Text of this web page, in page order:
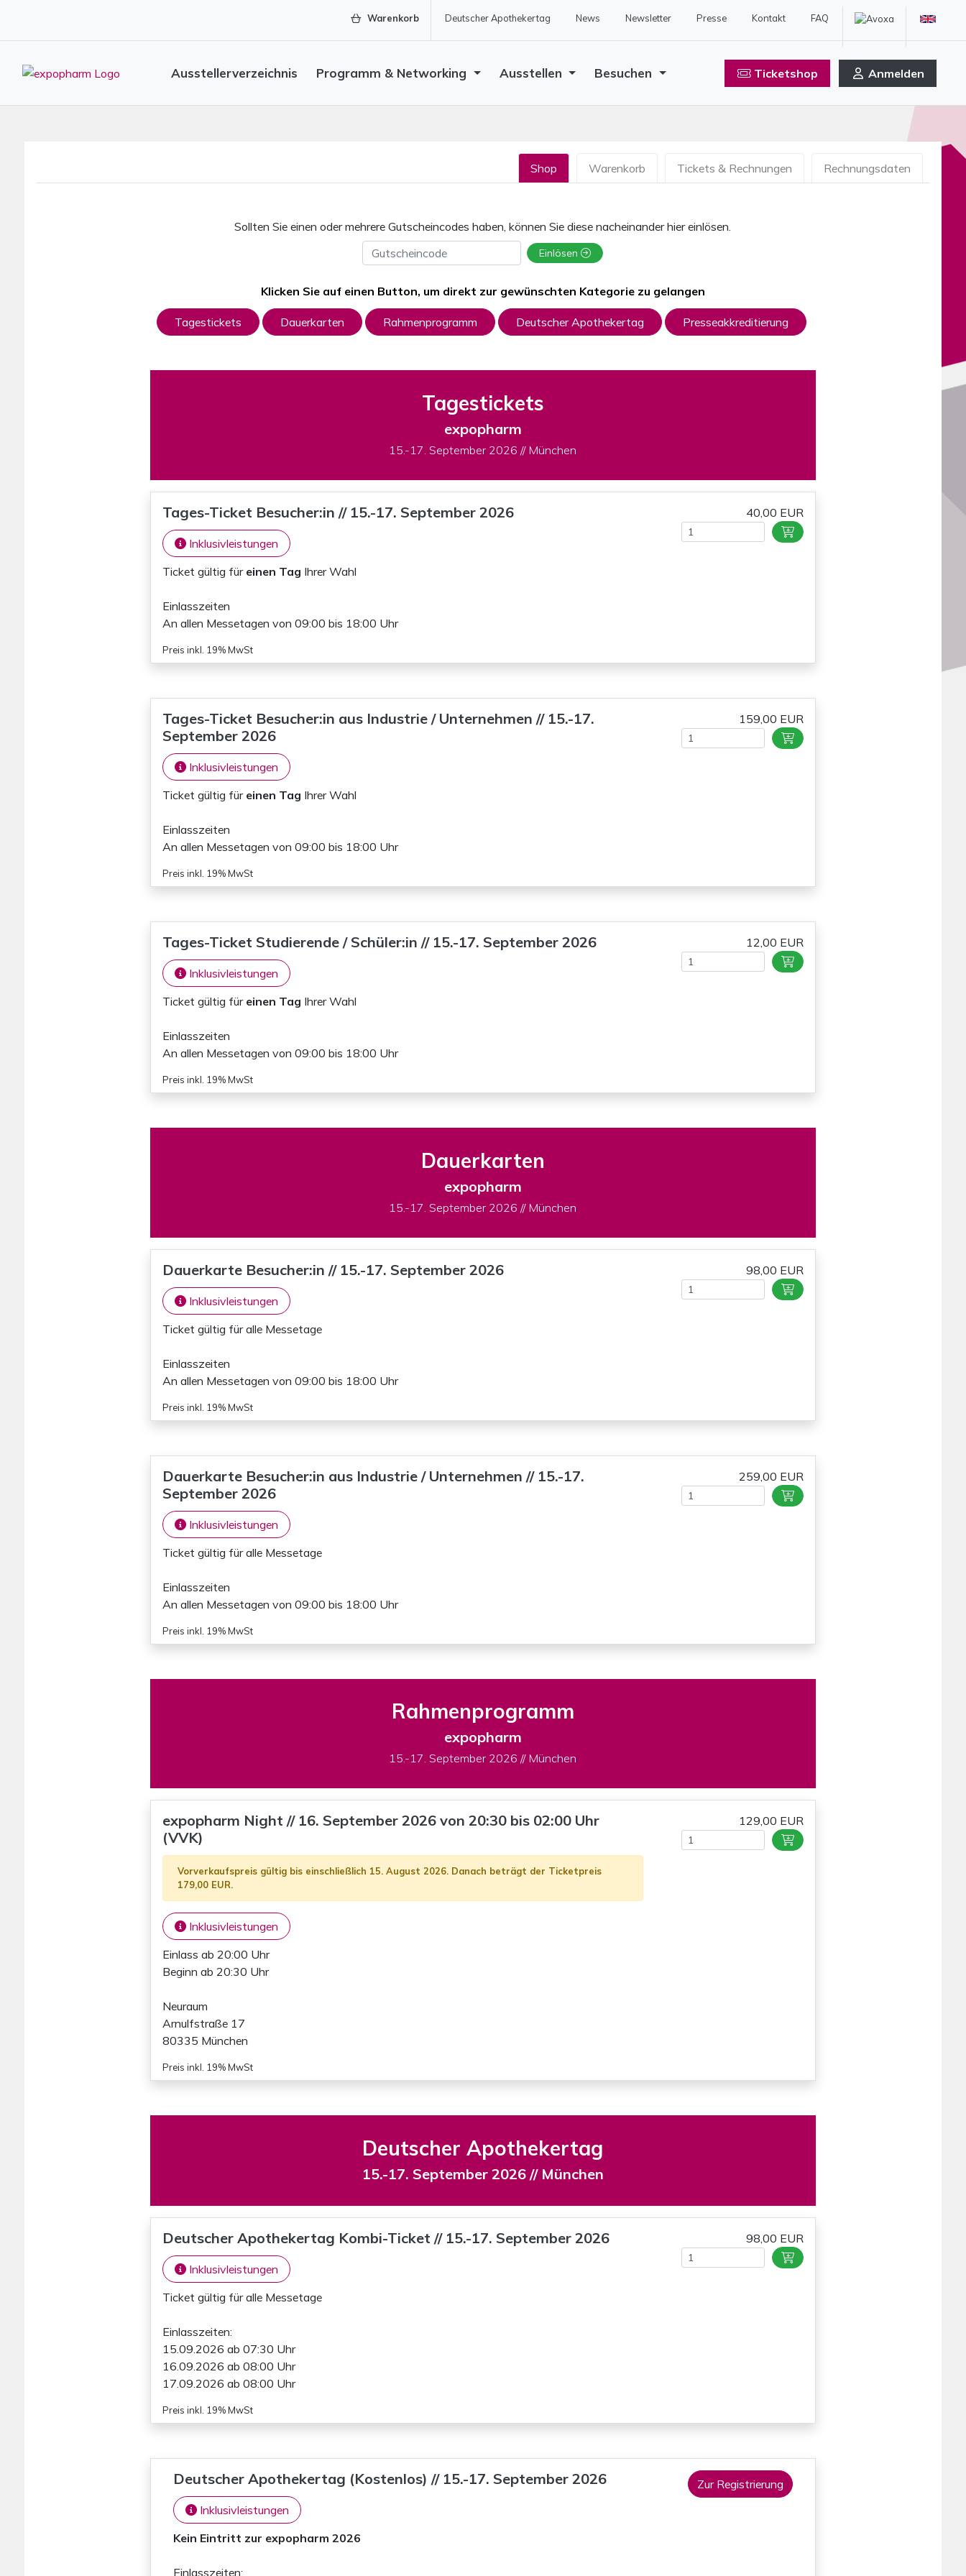
Warenkorb Deutscher Apothekertag News Newsletter Presse Kontakt FAQ
Ausstellerverzeichnis Programm & Networking Ausstellen Besuchen Ticketshop Anmelden
Shop Warenkorb Tickets & Rechnungen Rechnungsdaten
Sollten Sie einen oder mehrere Gutscheincodes haben, können Sie diese nacheinander hier einlösen.
Gutscheincode
Einlösen
Klicken Sie auf einen Button, um direkt zur gewünschten Kategorie zu gelangen
Tagestickets Dauerkarten Rahmenprogramm Deutscher Apothekertag Presseakkreditierung
Tagestickets
expopharm
15.-17. September 2026 // München
Tages-Ticket Besucher:in // 15.-17. September 2026
Inklusivleistungen
Ticket gültig für einen Tag Ihrer Wahl
Einlasszeiten
An allen Messetagen von 09:00 bis 18:00 Uhr
Preis inkl. 19% MwSt
40,00 EUR
Tages-Ticket Besucher:in aus Industrie / Unternehmen // 15.-17.
September 2026
Inklusivleistungen
Ticket gültig für einen Tag Ihrer Wahl
Einlasszeiten
An allen Messetagen von 09:00 bis 18:00 Uhr
Preis inkl. 19% MwSt
159,00 EUR
Tages-Ticket Studierende / Schüler:in // 15.-17. September 2026
Inklusivleistungen
Ticket gültig für einen Tag Ihrer Wahl
Einlasszeiten
An allen Messetagen von 09:00 bis 18:00 Uhr
Preis inkl. 19% MwSt
12,00 EUR
Dauerkarten
expopharm
15.-17. September 2026 // München
Dauerkarte Besucher:in // 15.-17. September 2026
Inklusivleistungen
Ticket gültig für alle Messetage
Einlasszeiten
An allen Messetagen von 09:00 bis 18:00 Uhr
Preis inkl. 19% MwSt
98,00 EUR
Dauerkarte Besucher:in aus Industrie / Unternehmen // 15.-17.
September 2026
Inklusivleistungen
Ticket gültig für alle Messetage
Einlasszeiten
An allen Messetagen von 09:00 bis 18:00 Uhr
Preis inkl. 19% MwSt
259,00 EUR
Rahmenprogramm
expopharm
15.-17. September 2026 // München
expopharm Night // 16. September 2026 von 20:30 bis 02:00 Uhr
(VVK)
Vorverkaufspreis gültig bis einschließlich 15. August 2026. Danach beträgt der Ticketpreis
179,00 EUR.
Inklusivleistungen
Einlass ab 20:00 Uhr
Beginn ab 20:30 Uhr
Neuraum
Arnulfstraße 17
80335 München
Preis inkl. 19% MwSt
129,00 EUR
Deutscher Apothekertag
15.-17. September 2026 // München
Deutscher Apothekertag Kombi-Ticket // 15.-17. September 2026
Inklusivleistungen
Ticket gültig für alle Messetage
Einlasszeiten:
15.09.2026 ab 07:30 Uhr
16.09.2026 ab 08:00 Uhr
17.09.2026 ab 08:00 Uhr
Preis inkl. 19% MwSt
98,00 EUR
Deutscher Apothekertag (Kostenlos) // 15.-17. September 2026
Inklusivleistungen
Kein Eintritt zur expopharm 2026
Einlasszeiten:
Zur Registrierung